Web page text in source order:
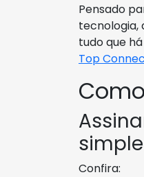
Pensado
tecnologia,
tudo que
Top
Confira: